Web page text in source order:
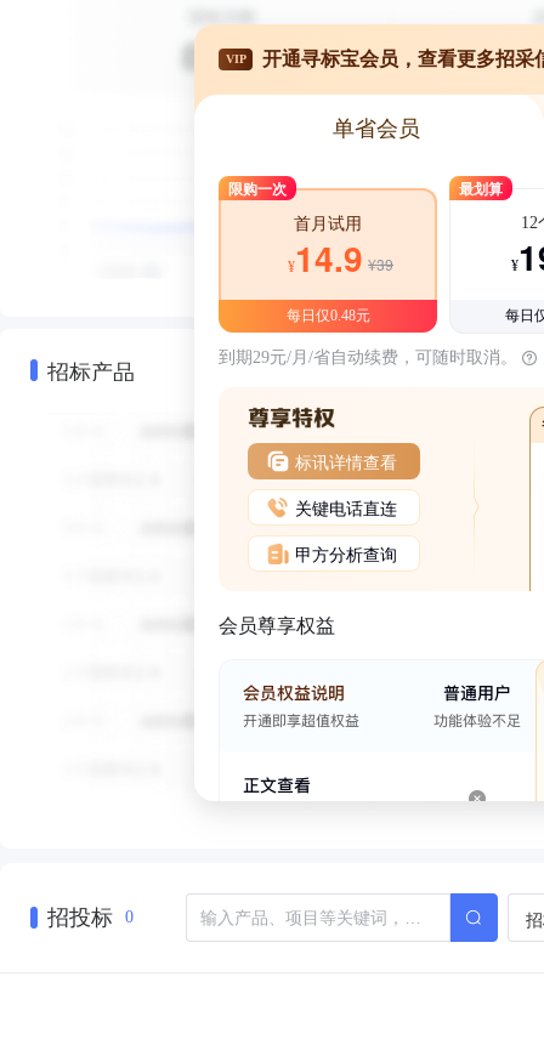
招标产品
VIP 开通寻标宝会员，查看更多招采
单省会员
限购一次
首月试用
¥14.9 ¥39
每日仅0.48元
最划算
12
¥
每日
到期29元/月/省自动续费，可随时取消。
标讯详情查看
关键电话直连
甲方分析查询
会员尊享权益
招投标 0